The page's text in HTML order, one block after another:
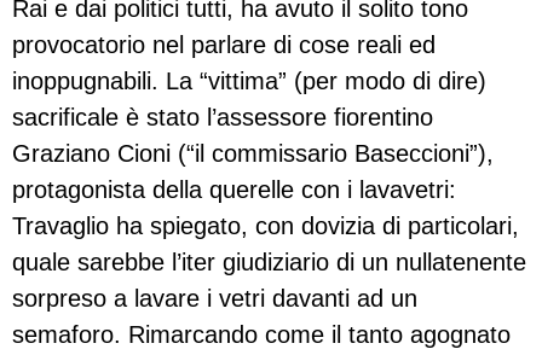
Rai e dai politici tutti, ha avuto il solito tono
provocatorio nel parlare di cose reali ed
inoppugnabili. La “vittima” (per modo di dire)
sacrificale è stato l’assessore fiorentino
Graziano Cioni (“il commissario Baseccioni”),
protagonista della querelle con i lavavetri:
Travaglio ha spiegato, con dovizia di particolari,
quale sarebbe l’iter giudiziario di un nullatenente
sorpreso a lavare i vetri davanti ad un
semaforo. Rimarcando come il tanto agognato